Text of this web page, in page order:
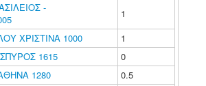
-
1
ΧΡΙΣΤΙΝΑ 1000
1
1615
0
1280
0.5